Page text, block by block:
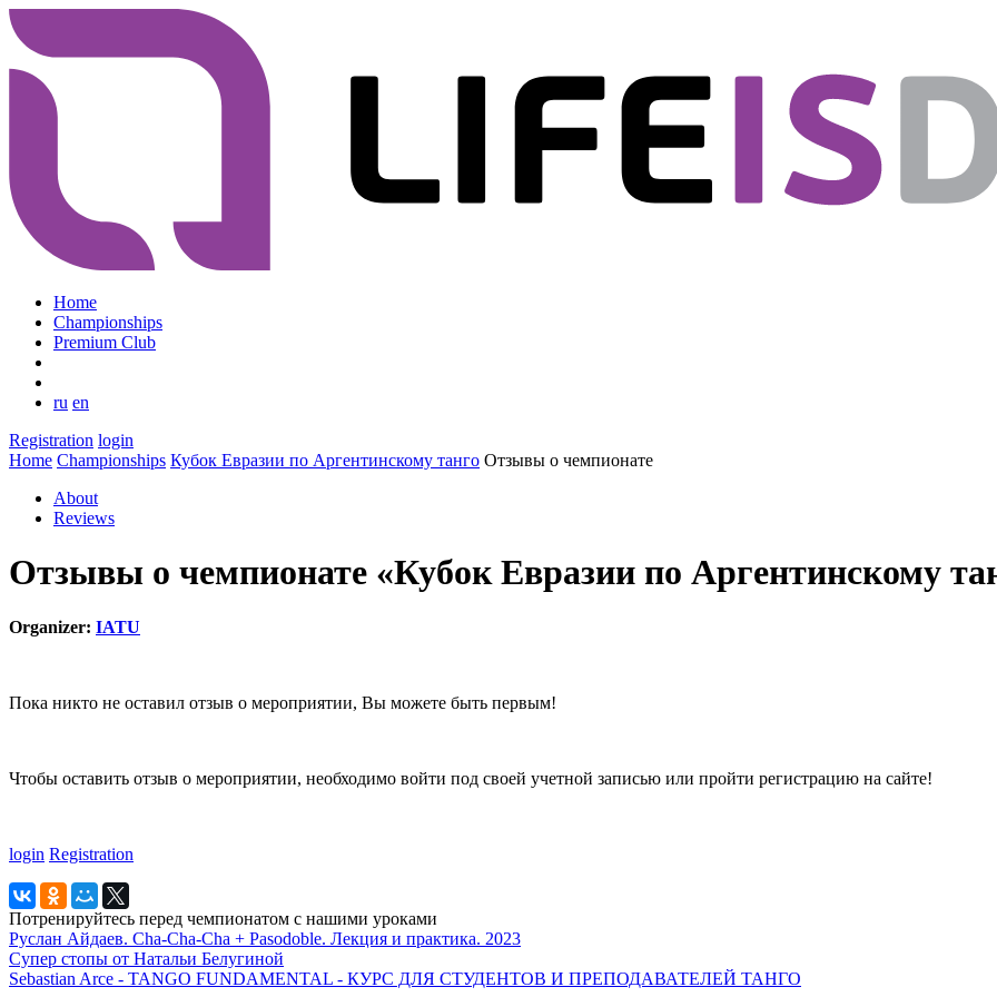
Home
Championships
Premium Club
ru en
Registration login
Home Championships Кубок Евразии по Аргентинскому танго Отзывы о чемпионате
About
Reviews
Отзывы о чемпионате «Кубок Евразии по Аргентинскому
Organizer: IATU
Пока никто не оставил отзыв о мероприятии, Вы можете быть первым!
Чтобы оставить отзыв о мероприятии, необходимо войти под своей учетной записью или пройти регистрацию на сайте!
login Registration
Потренируйтесь перед чемпионатом с нашими уроками
Руслан Айдаев. Cha-Cha-Cha + Pasodoble. Лекция и практика. 2023
Супер стопы от Натальи Белугиной
Sebastian Arce - TANGO FUNDAMENTAL - КУРС ДЛЯ СТУДЕНТОВ И ПРЕПОДАВАТЕЛЕЙ ТАНГО